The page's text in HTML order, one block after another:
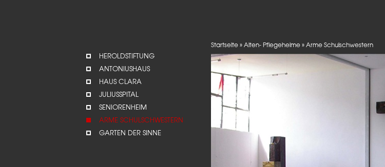
HEROLDSTIFTUNG
ANTONIUSHAUS
HAUS CLARA
JULIUSSPITAL
SENIORENHEIM
ARME SCHULSCHWESTERN
GARTEN DER SINNE
Startseite » Alten- Pflegeheime » Arme Schulschwestern